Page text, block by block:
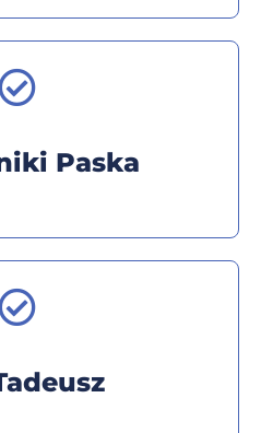
Paska